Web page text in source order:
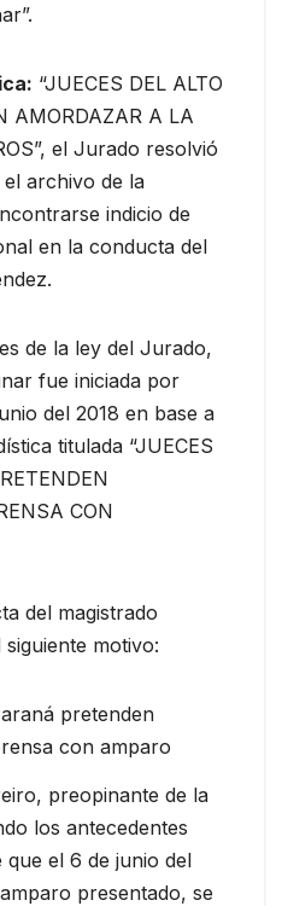
“JUECES DEL ALTO
AMORDAZAR A LA
el Jurado resolvió
archivo de la
indicio de
en la conducta del
de la ley del Jurado,
fue iniciada por
del 2018 en base a
titulada “JUECES
CON
del magistrado
motivo:
pretenden
con amparo
preopinante de la
los antecedentes
que el 6 de junio del
presentado, se